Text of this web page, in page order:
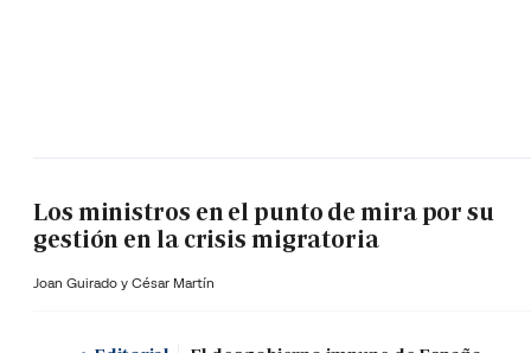
Los ministros en el punto de mira por su
gestión en la crisis migratoria
Joan Guirado y César Martín